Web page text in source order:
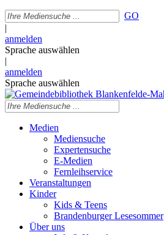
GO
|
anmelden
Sprache auswählen
|
anmelden
Sprache auswählen
Medien
Mediensuche
Expertensuche
E-Medien
Fernleihservice
Veranstaltungen
Kinder
Kids & Teens
Brandenburger Lesesommer
Über uns